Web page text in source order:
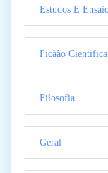
Estudos E
Ficãão Cientifica
Filosofia
Geral